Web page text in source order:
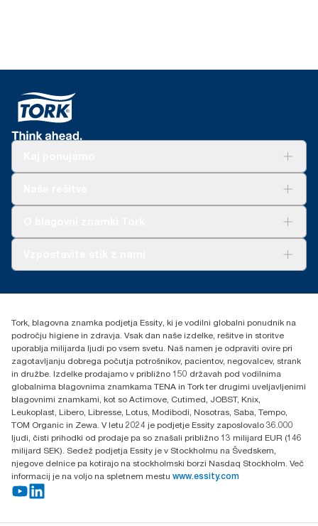
Essity Hungary Kft. Professional Hygiene
Budakeszi út 51.
Tork, blagovna znamka podjetja Essity, ki je vodilni globalni ponudnik na
področju higiene in zdravja. Vsak dan naše izdelke, rešitve in storitve
uporablja milijarda ljudi po vsem svetu. Naš namen je odpraviti ovire pri
zagotavljanju dobrega počutja potrošnikov, pacientov, negovalcev, strank
in družbe. Izdelke prodajamo v približno 150 državah pod vodilnima
globalnima blagovnima znamkama TENA in Tork ter drugimi uveljavljenimi
blagovnimi znamkami, kot so Actimove, Cutimed, JOBST, Knix,
Leukoplast, Libero, Libresse, Lotus, Modibodi, Nosotras, Saba, Tempo,
TOM Organic in Zewa. V letu 2024 je podjetje Essity zaposlovalo 36.000
ljudi, čisti prihodki od prodaje pa so znašali približno 13 milijard EUR (146
milijard SEK). Sedež podjetja Essity je v Stockholmu na Švedskem,
njegove delnice pa kotirajo na stockholmski borzi Nasdaq Stockholm. Več
informacij je na voljo na spletnem mestu www.essity.com